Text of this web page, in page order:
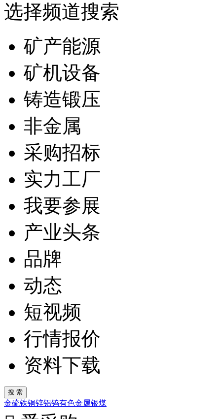
选择频道搜索
矿产能源
矿机设备
铸造锻压
非金属
采购招标
实力工厂
我要参展
产业头条
品牌
动态
短视频
行情报价
资料下载
金硫铁铜锌铝钨有色金属银煤